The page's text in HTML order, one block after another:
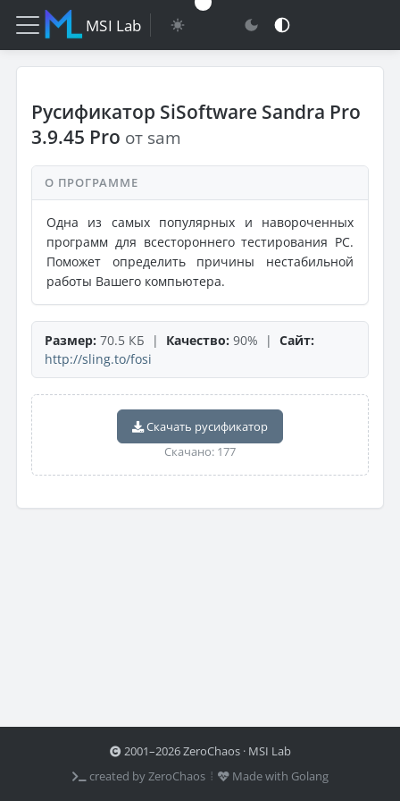
MSI Lab
Русификатор SiSoftware Sandra Pro
3.9.45 Pro от sam
О ПРОГРАММЕ
Одна из самых популярных и навороченных
программ для всестороннего тестирования PC.
Поможет определить причины нестабильной
работы Вашего компьютера.
Размер: 70.5 КБ | Качество: 90% | Сайт:
http://sling.to/fosi
Скачать русификатор
Скачано: 177
2001–2026 ZeroChaos · MSI Lab
created by ZeroChaos ⦙
Made with Golang